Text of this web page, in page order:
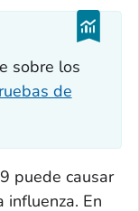
sobre los
de
puede causar
influenza. En